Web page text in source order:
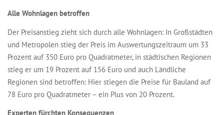
Alle Wohnlagen betroffen
Der Preisanstieg zieht sich durch alle Wohnlagen: In Großstädten
und Metropolen stieg der Preis im Auswertungszeitraum um 33
Prozent auf 350 Euro pro Quadratmeter, in städtischen Regionen
stieg er um 19 Prozent auf 156 Euro und auch Ländliche
Regionen sind betroffen: Hier stiegen die Preise für Bauland auf
78 Euro pro Quadratmeter – ein Plus von 20 Prozent.
Experten fürchten Konsequenzen